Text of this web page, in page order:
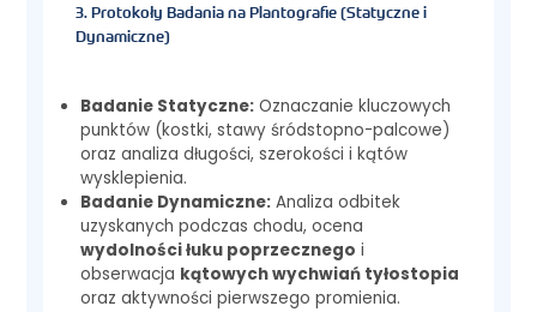
3. Protokoły Badania na Plantografie (Statyczne i
Dynamiczne)
Badanie Statyczne: Oznaczanie kluczowych
punktów (kostki, stawy śródstopno-palcowe)
oraz analiza długości, szerokości i kątów
wysklepienia.
Badanie Dynamiczne: Analiza odbitek
uzyskanych podczas chodu, ocena
wydolności łuku poprzecznego i
obserwacja kątowych wychwiań tyłostopia
oraz aktywności pierwszego promienia.